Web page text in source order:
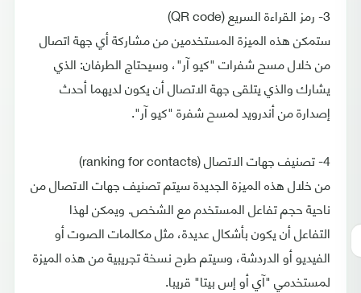
3- رمز القراءة السريع (QR code)
ستمكن هذه الميزة المستخدمين من مشاركة أي جهة اتصال
من خلال مسح شفرات "كيو آر"، وسيحتاج الطرفان: الذي
يشارك والذي يتلقى جهة الاتصال أن يكون لديهما أحدث
إصدارة من أندرويد لمسح شفرة "كيو آر".
4- تصنيف جهات الاتصال (ranking for contacts)
من خلال هذه الميزة الجديدة سيتم تصنيف جهات الاتصال من
ناحية حجم تفاعل المستخدم مع الشخص. ويمكن لهذا
التفاعل أن يكون بأشكال عديدة، مثل مكالمات الصوت أو
الفيديو أو الدردشة، وسيتم طرح نسخة تجريبية من هذه الميزة
لمستخدمي "آي أو إس بيتا" قريبا.